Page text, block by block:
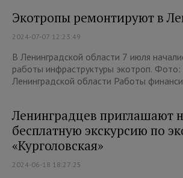
Экотропы ремонтируют в
2024-07-07 12:23:49
В Ленинградской области 7 июля
работы инфраструктуры экотроп. Фото:
Ленинградской области Работы
Ленинградцев приглашают
бесплатную экскурсию по
«Курголовская»
2024-06-18 18:27:25